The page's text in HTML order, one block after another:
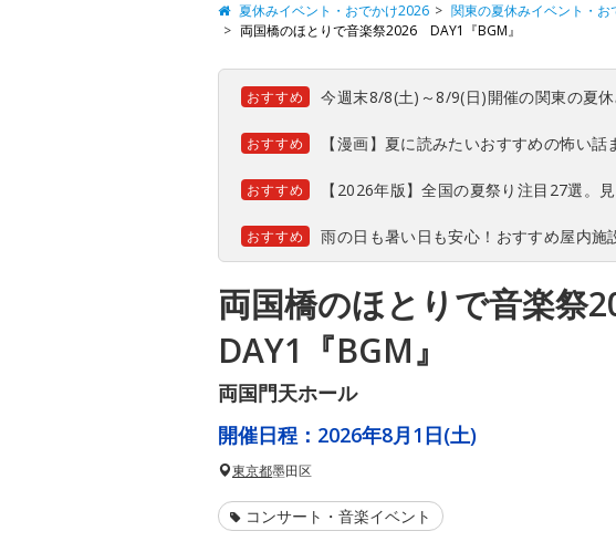
夏休みイベント・おでかけ2026 関東の夏休みイベント・お
両国橋のほとりで音楽祭2026 DAY1『BGM』
おすすめ 今週末8/8(土)～8/9(日)開催の関東の夏
おすすめ 【漫画】夏に読みたいおすすめの怖い話
おすすめ 【2026年版】全国の夏祭り注目27選。
おすすめ 雨の日も暑い日も安心！おすすめ屋内施
両国橋のほとりで音楽祭
DAY1『BGM』
両国門天ホール
開催日程： 2026年8月1日(土)
東京都墨田区
コンサート・音楽イベント